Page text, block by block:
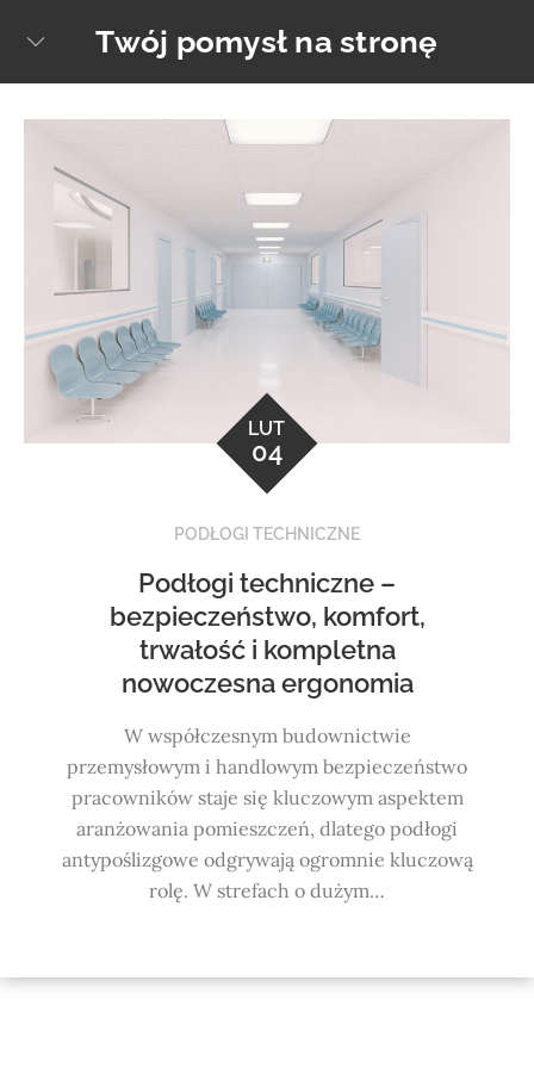
Twój pomysł na stronę
LUT
04
PODŁOGI TECHNICZNE
Podłogi techniczne –
bezpieczeństwo, komfort,
trwałość i kompletna
nowoczesna ergonomia
W współczesnym budownictwie
przemysłowym i handlowym bezpieczeństwo
pracowników staje się kluczowym aspektem
aranżowania pomieszczeń, dlatego podłogi
antypoślizgowe odgrywają ogromnie kluczową
rolę. W strefach o dużym…